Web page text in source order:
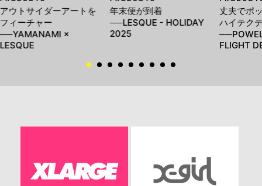
アウトサイダーアートを
フィーチャー
──YAMANAMI ×
LESQUE
年末便が到着
──LESQUE - HOLIDAY
2025
丈夫でポ
ハイテク
FLIGHT